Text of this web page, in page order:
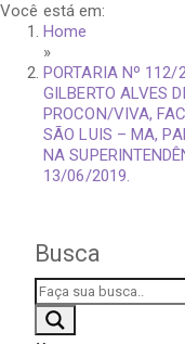
Você está em:
Home
»
PORTARIA Nº 112/
GILBERTO ALVES
PROCON/VIVA,
SÃO LUIS – MA,
NA
13/06/2019.
Busca